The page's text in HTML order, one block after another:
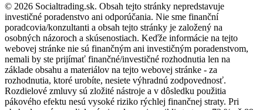
© 2026 Socialtrading.sk. Obsah tejto stránky nepredstavuje
investičné poradenstvo ani odporúčania. Nie sme finanční
poradcovia/konzultanti a obsah tejto stránky je založený na
osobných názoroch a skúsenostiach. Keďže informácie na tejto
webovej stránke nie sú finančným ani investičným poradenstvom,
nemali by ste prijímať finančné/investičné rozhodnutia len na
základe obsahu a materiálov na tejto webovej stránke - za
rozhodnutia, ktoré urobíte, nesiete výhradnú zodpovednosť.
Rozdielové zmluvy sú zložité nástroje a v dôsledku použitia
pákového efektu nesú vysoké riziko rýchlej finančnej straty. Pri